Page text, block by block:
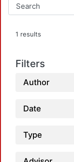
1 results
Filters
Author
Date
Type